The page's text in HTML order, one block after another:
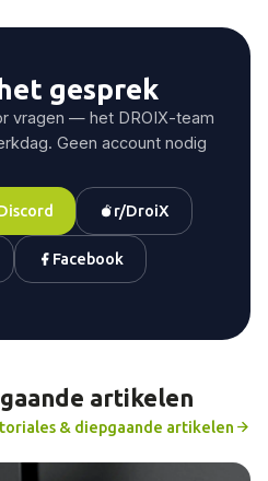
gesprek
vragen — het DROIX-team
Geen account nodig
r/DroiX
Facebook
artikelen
& diepgaande artikelen